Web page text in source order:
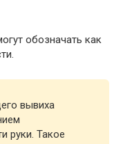
обозначать как
вывиха
руки. Такое